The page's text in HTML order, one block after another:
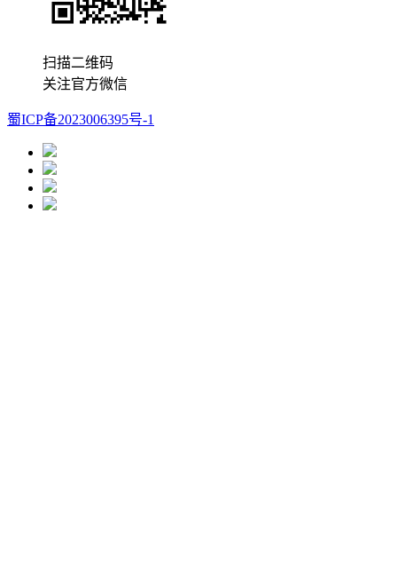
扫描二维码
关注官方微信
蜀ICP备2023006395号-1